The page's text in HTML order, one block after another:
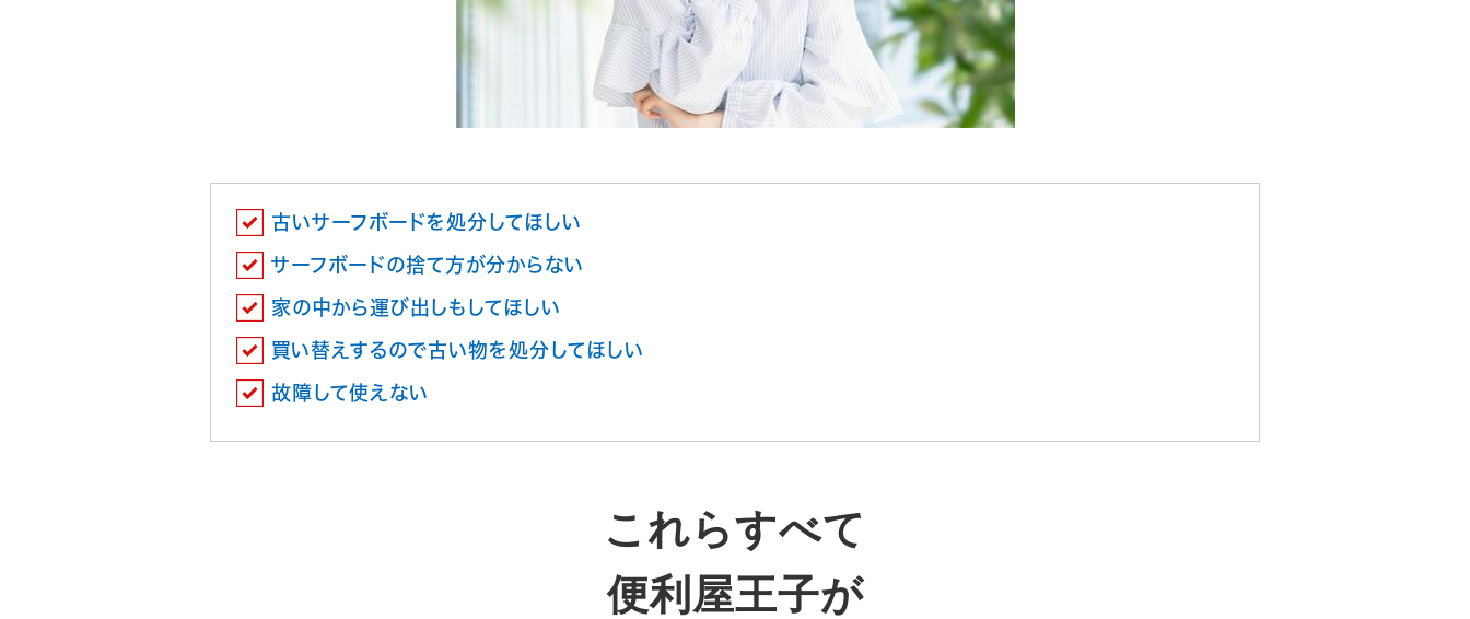
古いサーフボードを処分してほしい
サーフボードの捨て方が分からない
家の中から運び出しもしてほしい
買い替えするので古い物を処分してほしい
故障して使えない
これらすべて
便利屋王子が